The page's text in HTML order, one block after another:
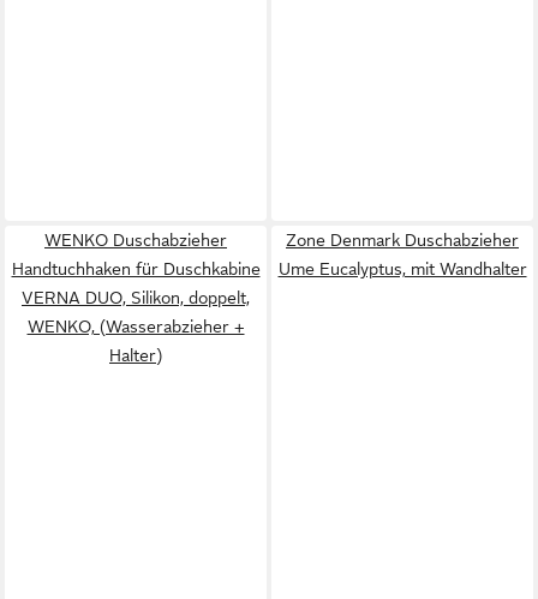
WENKO Duschabzieher
Handtuchhaken für Duschkabine
VERNA DUO, Silikon, doppelt,
WENKO, (Wasserabzieher +
Halter)
Zone Denmark Duschabzieher
Ume Eucalyptus, mit Wandhalter